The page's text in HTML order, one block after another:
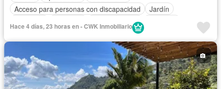
Acceso para personas con discapacidad
Jardín
Cocina integral
Seguridad privada
Hace 4 días, 23 horas en - CWK Inmobiliario